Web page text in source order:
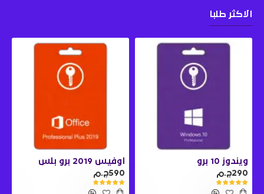
الاكثر طلبا
ويندوز 10 برو
290ج.م
اوفيس 2019 برو بلس
590ج.م